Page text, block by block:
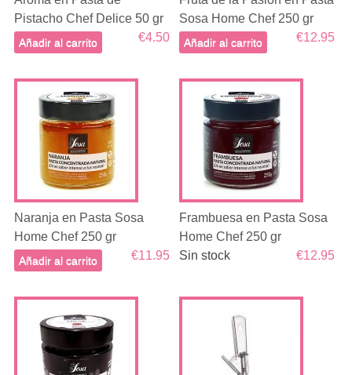
Pistacho Chef Delice 50 gr
€4.50
Añadir al carrito
Sosa Home Chef 250 gr
€12.95
Añadir al carrito
Naranja en Pasta Sosa
Home Chef 250 gr
€11.95
Añadir al carrito
Frambuesa en Pasta Sosa
Home Chef 250 gr
€12.95
Sin stock